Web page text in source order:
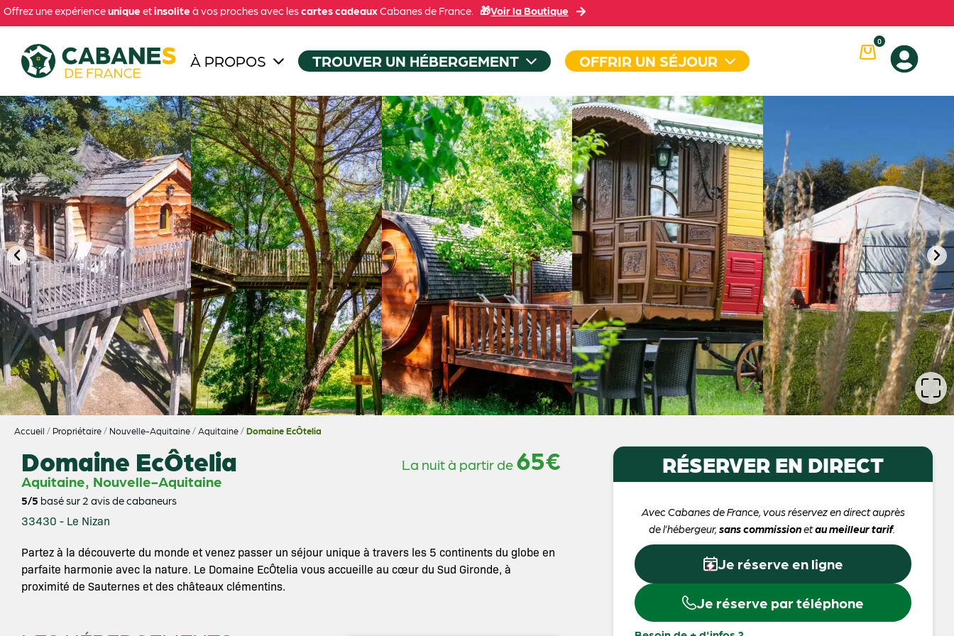
Offrez une expérienceunique etinsolite à vos proches avec lescartes cadeauxCabanes de France. 🎁Voir la Boutique
À PROPOS TROUVER UN HÉBERGEMENT OFFRIR UN SÉJOUR
0
Accueil / Propriétaire/ Nouvelle-Aquitaine/Aquitaine/Domaine EcÔtelia
Domaine EcÔtelia La nuit à partir de65€
Aquitaine, Nouvelle-Aquitaine
5/5 basé sur 2 avis de cabaneurs
33430 - Le Nizan
Partez à la découverte du monde et venez passer un séjour unique à travers les 5 continents du globe en
parfaite harmonie avec la nature. Le Domaine EcÔtelia vous accueille au cœur du Sud Gironde, à
proximité de Sauternes et des châteaux clémentins.
RÉSERVER EN DIRECT
Avec Cabanes de France, vous réservez en direct auprès
de l’hébergeur, sans commissionetau meilleur tarif.
Je réserve en ligne
Je réserve par téléphone